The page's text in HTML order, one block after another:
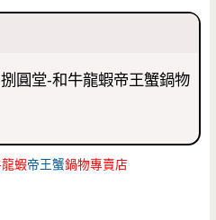
圓堂-和牛龍蝦帝王蟹鍋物
蝦帝王蟹鍋物專賣店